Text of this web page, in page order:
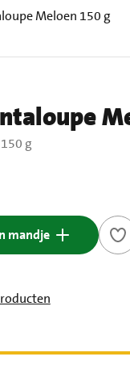
Meloen 150 g
150 g
mandje